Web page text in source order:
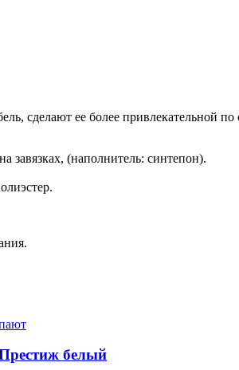
сделают ее более привлекательной
завязках, (наполнитель: синтепон).
белый